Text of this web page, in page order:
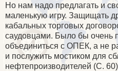
Но нам надо предлагать и
маленькую игру. Защищать
кабальных торговых
саудовцами. Было бы очень
объединиться с ОПЕК, а не
и послужить мостиком для
нефтепроизводителей (С.